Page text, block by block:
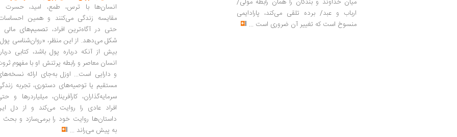
ارباب و عبد/ برده تلقی می‌کند، پارادایمی
منسوخ است که تغییر آن ضروری است ...
انسان‌ها با ترس، طمع، امید، حسرت
مقایسه زندگی می‌کنند و همین
حتی در آگاه‌ترین افراد، تصمیم‌های مالی
شکل می‌دهد. از این منظر، «روان‌شناسی
بیش از آنکه درباره پول باشد، کتابی
انسان معاصر و رابطه پرتنش او با مفهوم
و دارایی است... اوزل به‌جای ارائه
مستقیم یا توصیه‌های دستوری، تجربه
سرمایه‌گذاران، کارآفرینان، میلیاردرها و
افراد عادی را روایت می‌کند و از دل
داستان‌ها روایت خود را برمی‌سازد و بحث
به پیش می‌راند ...